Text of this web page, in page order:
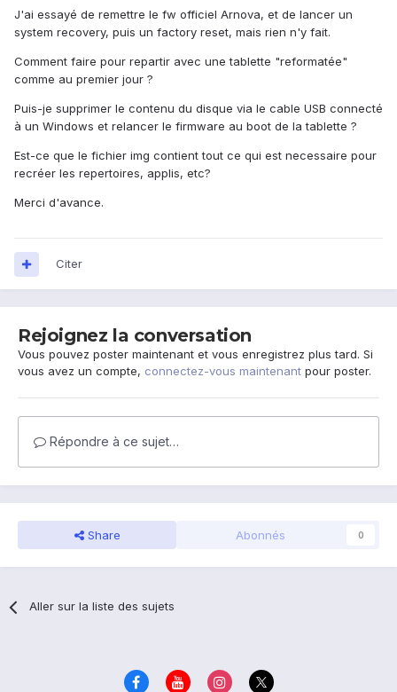
J'ai essayé de remettre le fw officiel Arnova, et de lancer un
system recovery, puis un factory reset, mais rien n'y fait.
Comment faire pour repartir avec une tablette "reformatée"
comme au premier jour ?
Puis-je supprimer le contenu du disque via le cable USB connecté
à un Windows et relancer le firmware au boot de la tablette ?
Est-ce que le fichier img contient tout ce qui est necessaire pour
recréer les repertoires, applis, etc?
Merci d'avance.
Citer
Rejoignez la conversation
Vous pouvez poster maintenant et vous enregistrez plus tard. Si
vous avez un compte, connectez-vous maintenant pour poster.
Répondre à ce sujet…
Share Abonnés 0
Aller sur la liste des sujets